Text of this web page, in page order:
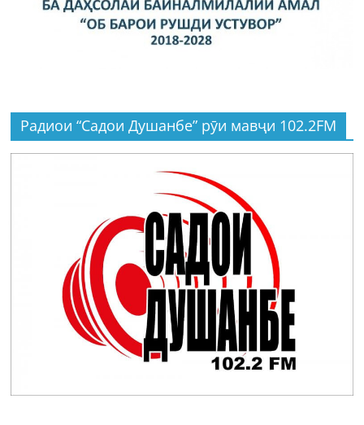
Радиои “Садои Душанбе” рӯи мавҷи 102.2FM